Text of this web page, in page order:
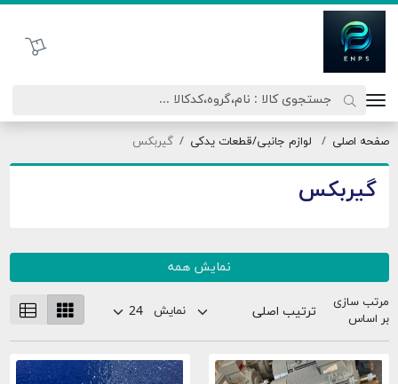
سبد خرید
صفحه اصلی لوازم جانبی/قطعات یدکی گیربکس
گیربکس
نمایش همه
مرتب سازی
بر اساس
نمایش